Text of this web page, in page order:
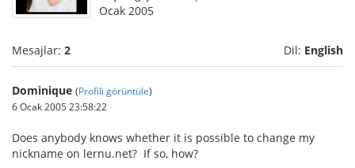
Ocak 2005
Mesajlar: 2 Dil: English
Dominique (Profili görüntüle)
6 Ocak 2005 23:58:22
Does anybody knows whether it is possible to change my
nickname on lernu.net? If so, how?